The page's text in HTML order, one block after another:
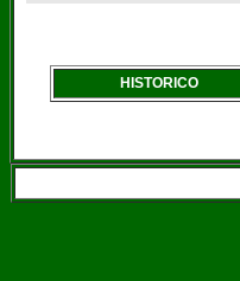
HISTORICO